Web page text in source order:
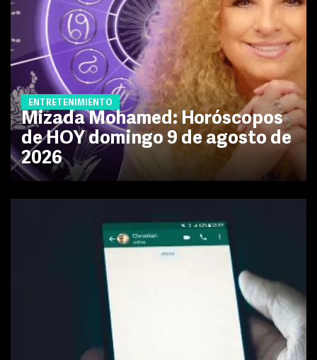
ENTRETENIMIENTO
Mizada Mohamed: Horóscopos
de HOY domingo 9 de agosto de
2026